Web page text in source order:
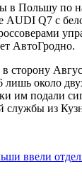
в Польшу по
AUDI Q7 с
АвтоГродно.
сторону
лишь около
им подали
службы из
ввели